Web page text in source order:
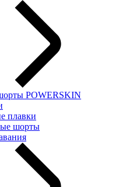
POWERSKIN
плавки
шорты